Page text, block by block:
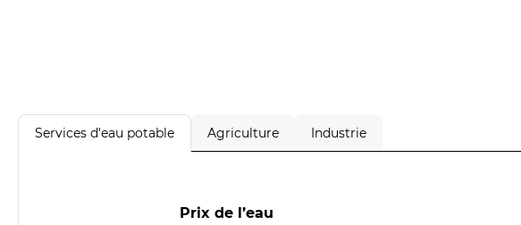
Services d'eau potable Agriculture Industrie
Prix de l’eau